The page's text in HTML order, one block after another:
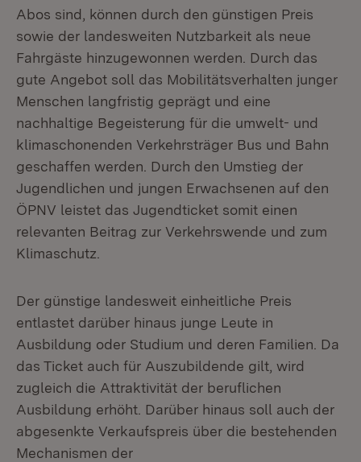
Abos sind, können durch den günstigen Preis
sowie der landesweiten Nutzbarkeit als neue
Fahrgäste hinzugewonnen werden. Durch das
gute Angebot soll das Mobilitätsverhalten junger
Menschen langfristig geprägt und eine
nachhaltige Begeisterung für die umwelt- und
klimaschonenden Verkehrsträger Bus und Bahn
geschaffen werden. Durch den Umstieg der
Jugendlichen und jungen Erwachsenen auf den
ÖPNV leistet das Jugendticket somit einen
relevanten Beitrag zur Verkehrswende und zum
Klimaschutz.
Der günstige landesweit einheitliche Preis
entlastet darüber hinaus junge Leute in
Ausbildung oder Studium und deren Familien. Da
das Ticket auch für Auszubildende gilt, wird
zugleich die Attraktivität der beruflichen
Ausbildung erhöht. Darüber hinaus soll auch der
abgesenkte Verkaufspreis über die bestehenden
Mechanismen der